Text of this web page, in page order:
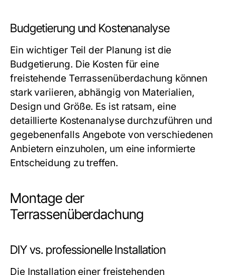
Budgetierung und Kostenanalyse
Ein wichtiger Teil der Planung ist die
Budgetierung. Die Kosten für eine
freistehende Terrassenüberdachung können
stark variieren, abhängig von Materialien,
Design und Größe. Es ist ratsam, eine
detaillierte Kostenanalyse durchzuführen und
gegebenenfalls Angebote von verschiedenen
Anbietern einzuholen, um eine informierte
Entscheidung zu treffen.
Montage der
Terrassenüberdachung
DIY vs. professionelle Installation
Die Installation einer freistehenden